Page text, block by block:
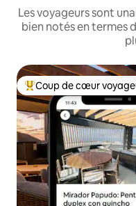
Les voyageurs sont
bien notés en termes
Coups de cœur
Coup de cœur